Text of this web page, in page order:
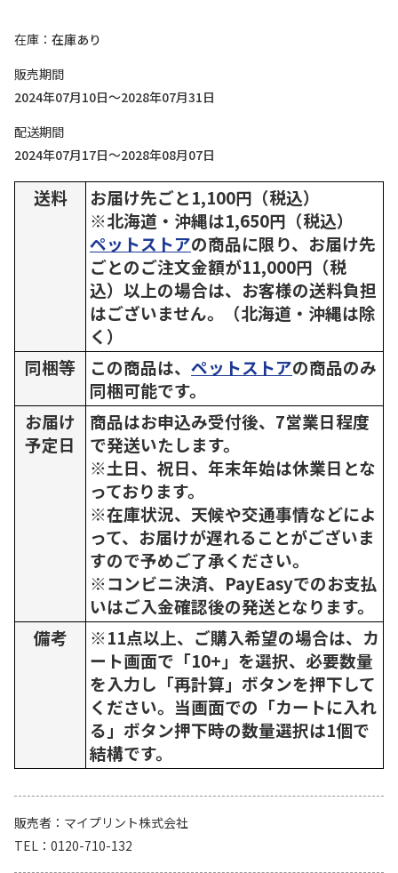
在庫
在庫あり
販売期間
2024年07月10日～2028年07月31日
配送期間
2024年07月17日～2028年08月07日
送料
お届け先ごと1,100円（税込）
※北海道・沖縄は1,650円（税込）
ペットストアの商品に限り、お届け先
ごとのご注文金額が11,000円（税
込）以上の場合は、お客様の送料負担
はございません。（北海道・沖縄は除
く）
同梱等
この商品は、 ペットストアの商品のみ
同梱可能です。
お届け
予定日
商品はお申込み受付後、7営業日程度
で発送いたします。
※土日、祝日、年末年始は休業日とな
っております。
※在庫状況、天候や交通事情などによ
って、お届けが遅れることがございま
すので予めご了承ください。
※コンビニ決済、PayEasyでのお支払
いはご入金確認後の発送となります。
備考
※11点以上、ご購入希望の場合は、カ
ート画面で「10+」を選択、必要数量
を入力し「再計算」ボタンを押下して
ください。当画面での「カートに入れ
る」ボタン押下時の数量選択は1個で
結構です。
販売者
マイプリント株式会社
TEL
0120-710-132